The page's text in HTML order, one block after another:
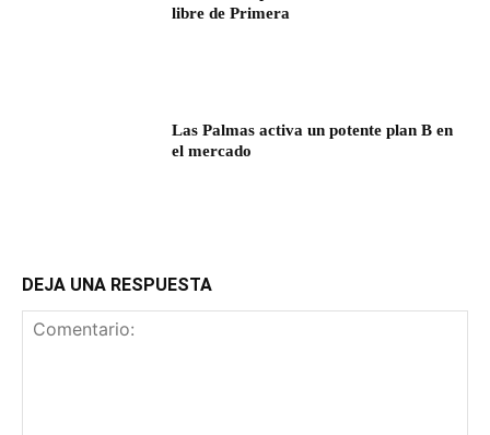
libre de Primera
Las Palmas activa un potente plan B en
el mercado
DEJA UNA RESPUESTA